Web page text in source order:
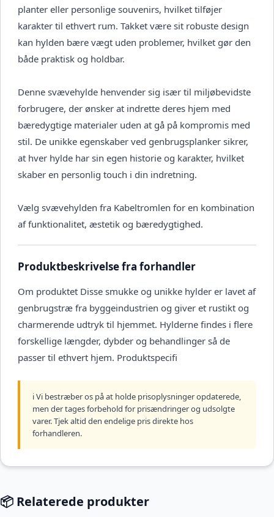
planter eller personlige souvenirs, hvilket tilføjer
karakter til ethvert rum. Takket være sit robuste design
kan hylden bære vægt uden problemer, hvilket gør den
både praktisk og holdbar.
Denne svævehylde henvender sig især til miljøbevidste
forbrugere, der ønsker at indrette deres hjem med
bæredygtige materialer uden at gå på kompromis med
stil. De unikke egenskaber ved genbrugsplanker sikrer,
at hver hylde har sin egen historie og karakter, hvilket
skaber en personlig touch i din indretning.
Vælg svævehylden fra Kabeltromlen for en kombination
af funktionalitet, æstetik og bæredygtighed.
Produktbeskrivelse fra forhandler
Om produktet Disse smukke og unikke hylder er lavet af
genbrugstræ fra byggeindustrien og giver et rustikt og
charmerende udtryk til hjemmet. Hylderne findes i flere
forskellige længder, dybder og behandlinger så de
passer til ethvert hjem. Produktspecifi
ℹ️ Vi bestræber os på at holde prisoplysninger opdaterede,
men der tages forbehold for prisændringer og udsolgte
varer. Tjek altid den endelige pris direkte hos
forhandleren.
📦 Relaterede produkter